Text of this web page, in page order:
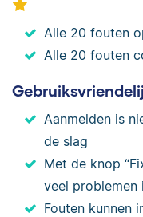
Alle 20 fouten
Alle 20 fouten
Aanmelden is
de slag
Met de knop
veel problemen
Fouten kunnen